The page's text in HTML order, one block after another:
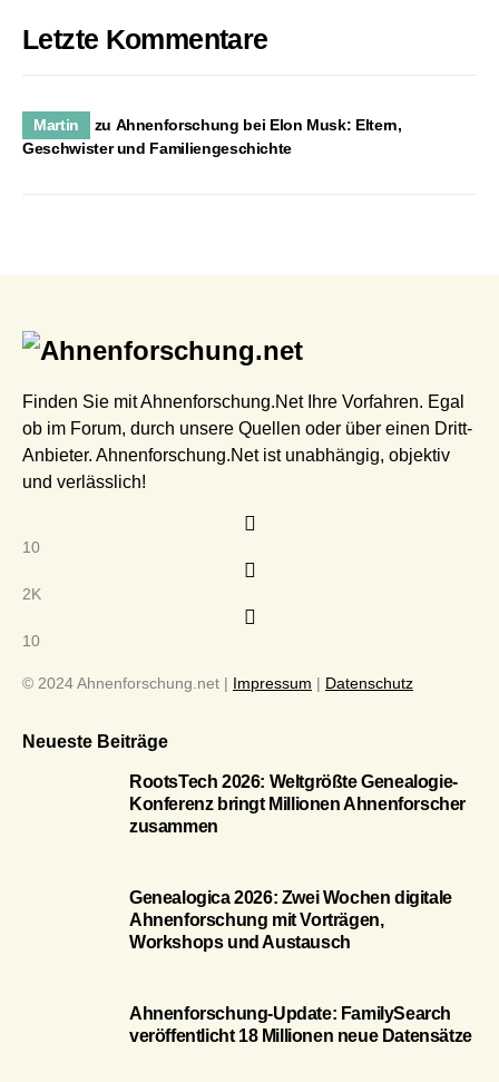
Letzte Kommentare
Martin zu Ahnenforschung bei Elon Musk: Eltern,
Geschwister und Familiengeschichte
Finden Sie mit Ahnenforschung.Net Ihre Vorfahren. Egal
ob im Forum, durch unsere Quellen oder über einen Dritt-
Anbieter. Ahnenforschung.Net ist unabhängig, objektiv
und verlässlich!
10
2K
10
© 2024 Ahnenforschung.net | Impressum | Datenschutz
Neueste Beiträge
RootsTech 2026: Weltgrößte Genealogie-
Konferenz bringt Millionen Ahnenforscher
zusammen
Genealogica 2026: Zwei Wochen digitale
Ahnenforschung mit Vorträgen,
Workshops und Austausch
Ahnenforschung-Update: FamilySearch
veröffentlicht 18 Millionen neue Datensätze